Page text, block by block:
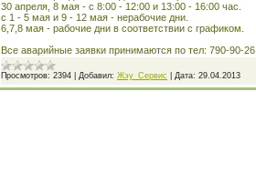
30 апреля, 8 мая - с 8:00 - 12:00 и 13:00 - 16:00 час.
с 1 - 5 мая и 9 - 12 мая - нерабочие дни.
6,7,8 мая - рабочие дни в соответствии с графиком.
Все аварийные заявки принимаются по тел: 790-90-26.
Просмотров: 2394 Добавил: Жэу_Сервис Дата: 29.04.2013